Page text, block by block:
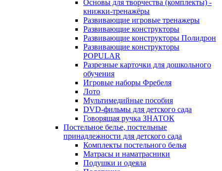
Основы для творчества (комплекты) -
книжки-тренажёры
Развивающие игровые тренажеры
Развивающие конструкторы
Развивающие конструкторы Полидрон
Развивающие конструкторы
POPULAR
Разрезные карточки для дошкольного
обучения
Игровые наборы Фребеля
Лото
Мультимедийные пособия
DVD-фильмы для детского сада
Говорящая ручка ЗНАТОК
Постельное белье, постельные
принадлежности для детского сада
Комплекты постельного белья
Матрасы и наматрасники
Подушки и одеяла